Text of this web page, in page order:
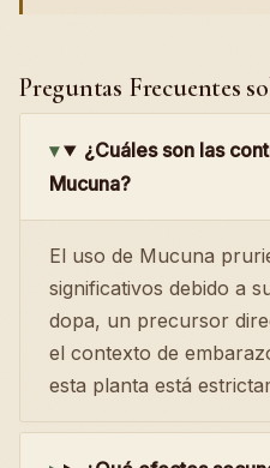
Preguntas Frecuentes
¿Cuáles son las
Mucuna?
El uso de Mucuna
significativos debido a
dopa, un precursor
el contexto de
esta planta está